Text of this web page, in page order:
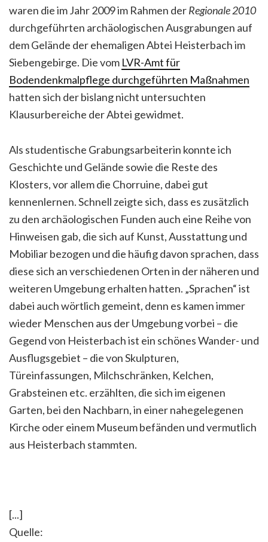
waren die im Jahr 2009 im Rahmen derRegionale 2010
durchgeführten archäologischen Ausgrabungen auf
dem Gelände der ehemaligen Abtei Heisterbach im
Siebengebirge. Die vom LVR-Amt für
Bodendenkmalpflege durchgeführten Maßnahmen
hatten sich der bislang nicht untersuchten
Klausurbereiche der Abtei gewidmet.
Als studentische Grabungsarbeiterin konnte ich
Geschichte und Gelände sowie die Reste des
Klosters, vor allem die Chorruine, dabei gut
kennenlernen. Schnell zeigte sich, dass es zusätzlich
zu den archäologischen Funden auch eine Reihe von
Hinweisen gab, die sich auf Kunst, Ausstattung und
Mobiliar bezogen und die häufig davon sprachen, dass
diese sich an verschiedenen Orten in der näheren und
weiteren Umgebung erhalten hatten. „Sprachen“ ist
dabei auch wörtlich gemeint, denn es kamen immer
wieder Menschen aus der Umgebung vorbei – die
Gegend von Heisterbach ist ein schönes Wander- und
Ausflugsgebiet – die von Skulpturen,
Türeinfassungen, Milchschränken, Kelchen,
Grabsteinen etc. erzählten, die sich im eigenen
Garten, bei den Nachbarn, in einer nahegelegenen
Kirche oder einem Museum befänden und vermutlich
aus Heisterbach stammten.
[...]
Quelle: